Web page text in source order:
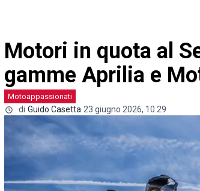
Motori in quota al
gamme Aprilia e
Motoappassionati
di Guido Casetta 23 giugno 2026, 10.29